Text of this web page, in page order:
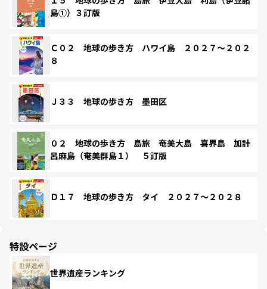
島①）３訂版
Ｃ０２ 地球の歩き方 ハワイ島 ２０２７～２０２
８
Ｊ３３ 地球の歩き方 墨田区
０２ 地球の歩き方 島旅 奄美大島 喜界島 加計
呂麻島（奄美群島１） ５訂版
Ｄ１７ 地球の歩き方 タイ ２０２７～２０２８
特設ページ
世界遺産ランキング